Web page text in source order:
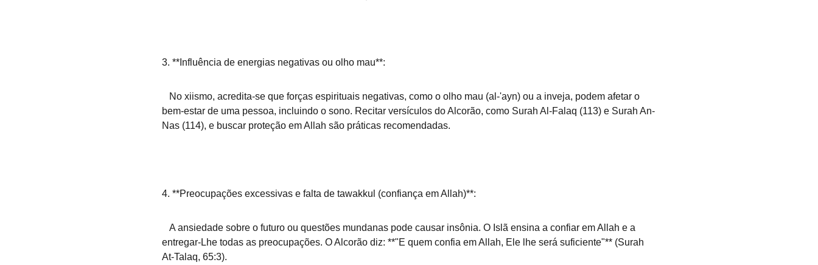
3. **Influência de energias negativas ou olho mau**:
bem-estar de uma pessoa, incluindo o sono. Recitar versículos do Alcorão, como Surah Al-Falaq (113) e Surah An-
Nas (114), e buscar proteção em Allah são práticas recomendadas.
4. **Preocupações excessivas e falta de tawakkul (confiança em Allah)**:
entregar-Lhe todas as preocupações. O Alcorão diz: **"E quem confia em Allah, Ele lhe será suficiente"** (Surah
At-Talaq, 65:3).